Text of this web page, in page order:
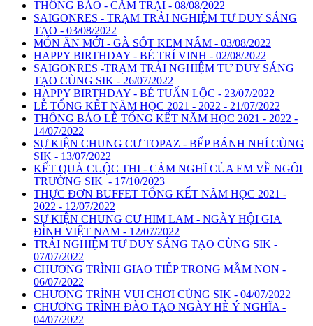
THÔNG BÁO - CẮM TRẠI - 08/08/2022
SAIGONRES - TRẠM TRẢI NGHIỆM TƯ DUY SÁNG
TẠO - 03/08/2022
MÓN ĂN MỚI - GÀ SỐT KEM NẤM - 03/08/2022
HAPPY BIRTHDAY - BÉ TRÍ VINH - 02/08/2022
SAIGONRES -TRẠM TRẢI NGHIỆM TƯ DUY SÁNG
TẠO CÙNG SIK - 26/07/2022
HAPPY BIRTHDAY - BÉ TUẤN LỘC - 23/07/2022
LỄ TỔNG KẾT NĂM HỌC 2021 - 2022 - 21/07/2022
THÔNG BÁO LỄ TỔNG KẾT NĂM HỌC 2021 - 2022 -
14/07/2022
SỰ KIỆN CHUNG CƯ TOPAZ - BẾP BÁNH NHÍ CÙNG
SIK - 13/07/2022
KẾT QUẢ CUỘC THI - CẢM NGHĨ CỦA EM VỀ NGÔI
TRƯỜNG SIK - 17/10/2023
THỰC ĐƠN BUFFET TỔNG KẾT NĂM HỌC 2021 -
2022 - 12/07/2022
SỰ KIỆN CHUNG CƯ HIM LAM - NGÀY HỘI GIA
ĐÌNH VIỆT NAM - 12/07/2022
TRẢI NGHIỆM TƯ DUY SÁNG TẠO CÙNG SIK -
07/07/2022
CHƯƠNG TRÌNH GIAO TIẾP TRONG MẦM NON -
06/07/2022
CHƯƠNG TRÌNH VUI CHƠI CÙNG SIK - 04/07/2022
CHƯƠNG TRÌNH ĐÀO TẠO NGÀY HÈ Ý NGHĨA -
04/07/2022